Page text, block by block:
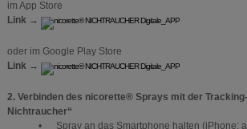
im App Store
Link →
oder im Google Play Store
Link →
2. Verbinden des nicorette® Sprays mit der
Nichtraucher“
• Spray an das Smartphone halten (iPhone: an